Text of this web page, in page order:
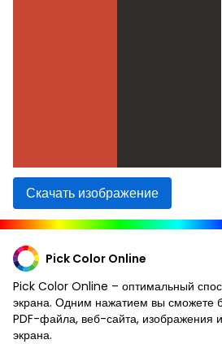
Скачать изображение
Pick Color Online
Pick Color Online – оптимальный
экрана. Одним нажатием вы сможете
PDF-файла, веб-сайта, изображения
экрана.